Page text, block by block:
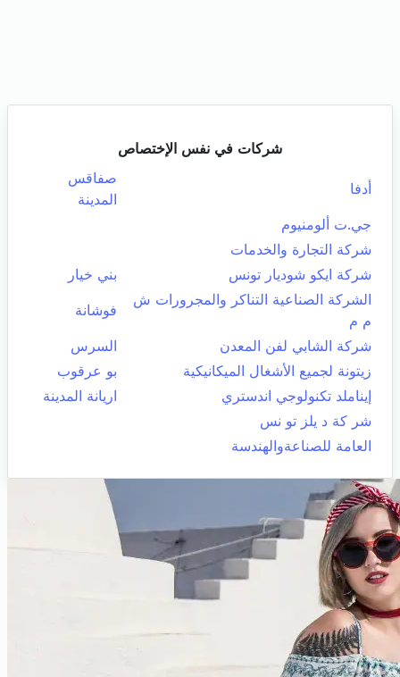
شركات في نفس الإختصاص
أدفا
صفاقس
المدينة
جي.ت ألومنيوم
شركة التجارة والخدمات
شركة ايكو شوديار تونس
بني خيار
الشركة الصناعية التناكر والمجرورات ش
م م
فوشانة
شركة الشابي لفن المعدن
السرس
زيتونة لجميع الأشغال الميكانيكية
بو عرقوب
إيناملد تكنولوجي اندستري
اريانة المدينة
شر كة د يلز تو نس
العامة للصناعةوالهندسة